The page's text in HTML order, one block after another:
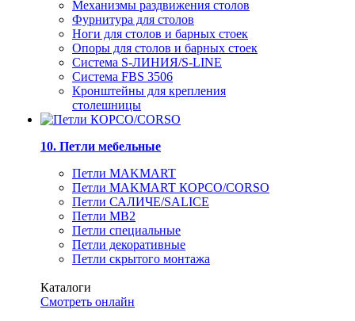
Механизмы раздвижения столов
Фурнитура для столов
Ноги для столов и барных стоек
Опоры для столов и барных стоек
Система S-ЛИНИЯ/S-LINE
Система FBS 3506
Кронштейны для крепления
столешницы
10. Петли мебельные
Петли MAKMART
Петли MAKMART КОРСО/CORSO
Петли САЛИЧЕ/SALICE
Петли MB2
Петли специальные
Петли декоративные
Петли скрытого монтажа
Каталоги
Смотреть онлайн